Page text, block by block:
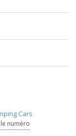
Cars
numéro